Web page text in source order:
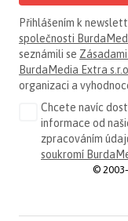
Přihlášením k
společnosti
seznámili se
BurdaMedia Extra s.r.o.
organizaci a
Chcete navíc
informace od
zpracováním
soukromí
©